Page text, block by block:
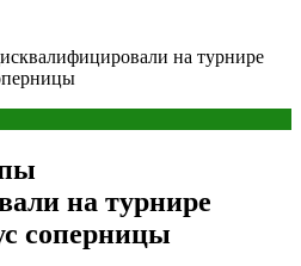
на турнире
на турнире
соперницы